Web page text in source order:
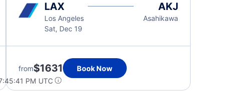
LAX
Los Angeles
Sat, Dec 19
AKJ
Asahikawa
from$1631
Book Now
PM UTC